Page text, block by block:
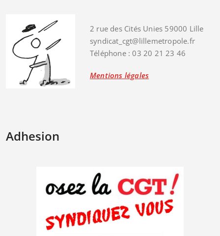
2 rue des Cités Unies 59000 Lille
syndicat_cgt@lillemetropole.fr
Téléphone : 03 20 21 23 46
Mentions légales
Adhesion